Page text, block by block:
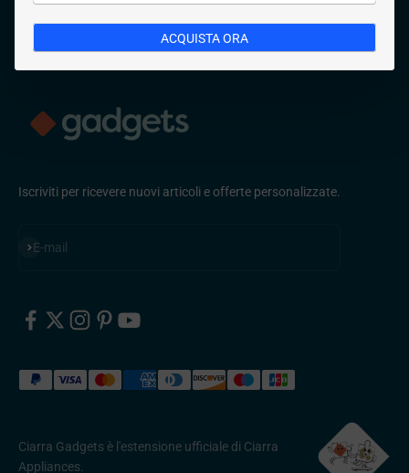
SUPPORTO
Iscriviti per ricevere nuovi articoli e offerte personalizzate.
E-mail
Iscriviti alla newsletter
Ciarra Gadgets è l'estensione ufficiale di Ciarra
Appliances.
ACQUISTA ORA